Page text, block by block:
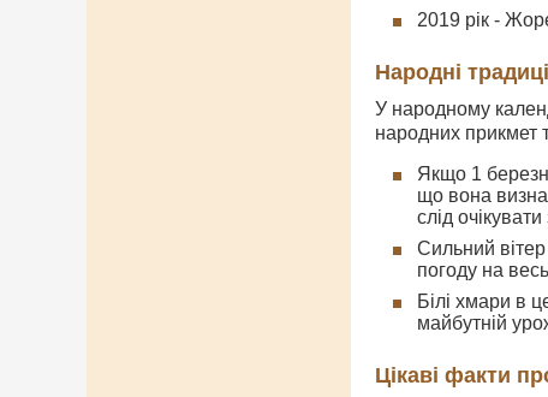
2019 рік -
Народні
У народному
народних прикмет
Якщо 1
що вона
слід
Сильний
погоду на
Білі хмари в
майбутній
Цікаві факти